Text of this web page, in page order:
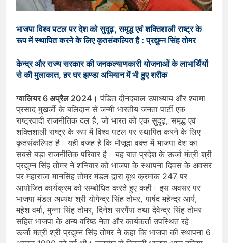
भाजपा विश्व पटल पर देश को सुदृढ़, समृद्ध एवं शक्तिशाली राष्ट्र के
रूप में स्थापित करने के लिए कृतसंकल्पित है : प्रद्युम्न सिंह तोमर
केन्द्र और राज्य सरकार की जनकल्याणकारी योजनाओं के लाभार्थियों
से की मुलाकात, हर घर झण्डा अभियान में भी हुए शरीक
ग्वालियर 6 अप्रैल 2024 । पंडित दीनदयाल उपाध्याय और श्यामा
प्रसाद मुखर्जी के बलिदान से जन्मी भारतीय जनता पार्टी एक
राष्ट्रवादी राजनीतिक दल है, जो भारत को एक सुदृढ़, समृद्ध एवं
शक्तिशाली राष्ट्र के रूप में विश्व पटल पर स्थापित करने के लिए
कृतसंकल्पित है। यही वजह है कि मौजूदा वक्त में भाजपा देश का
सबसे बड़ा राजनीतिक परिवार है। यह बात प्रदेश के ऊर्जा मंत्री श्री
प्रद्युम्न सिंह तोमर ने शनिवार को भाजपा के स्थापना दिवस के अवसर
पर महाराजा मानसिंह तोमर मंडल द्वारा बूथ क्रमांक 247 पर
आयोजित कार्यक्रम को सम्बोधित करते हुए कही। इस अवसर पर
भाजपा मंडल अध्यक्ष श्री योगेन्द्र सिंह तोमर, पार्षद महेन्द्र आर्य,
महेश वर्मा, मुन्ना सिंह तोमर, दिनेश सरगैंया तथा देवेन्द्र सिंह तोमर
सहित भाजपा के अन्य वरिष्ठ नेता और कार्यकर्ता उपस्थित रहे।
ऊर्जा मंत्री श्री प्रद्युम्न सिंह तोमर ने कहा कि भाजपा की स्थापना 6